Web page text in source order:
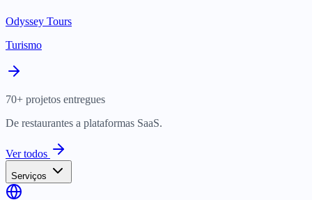
Odyssey Tours
Turismo
70+ projetos entregues
De restaurantes a plataformas SaaS.
Ver todos
Serviços